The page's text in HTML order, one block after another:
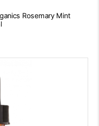
Rosemary Mint